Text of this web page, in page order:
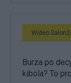
Wideo
Burza po
kibola? To